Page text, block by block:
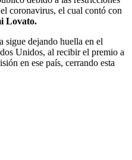
coronavirus, el cual contó con
Lovato.
sigue dejando huella en el
Unidos, al recibir el premio a
en ese país, cerrando esta